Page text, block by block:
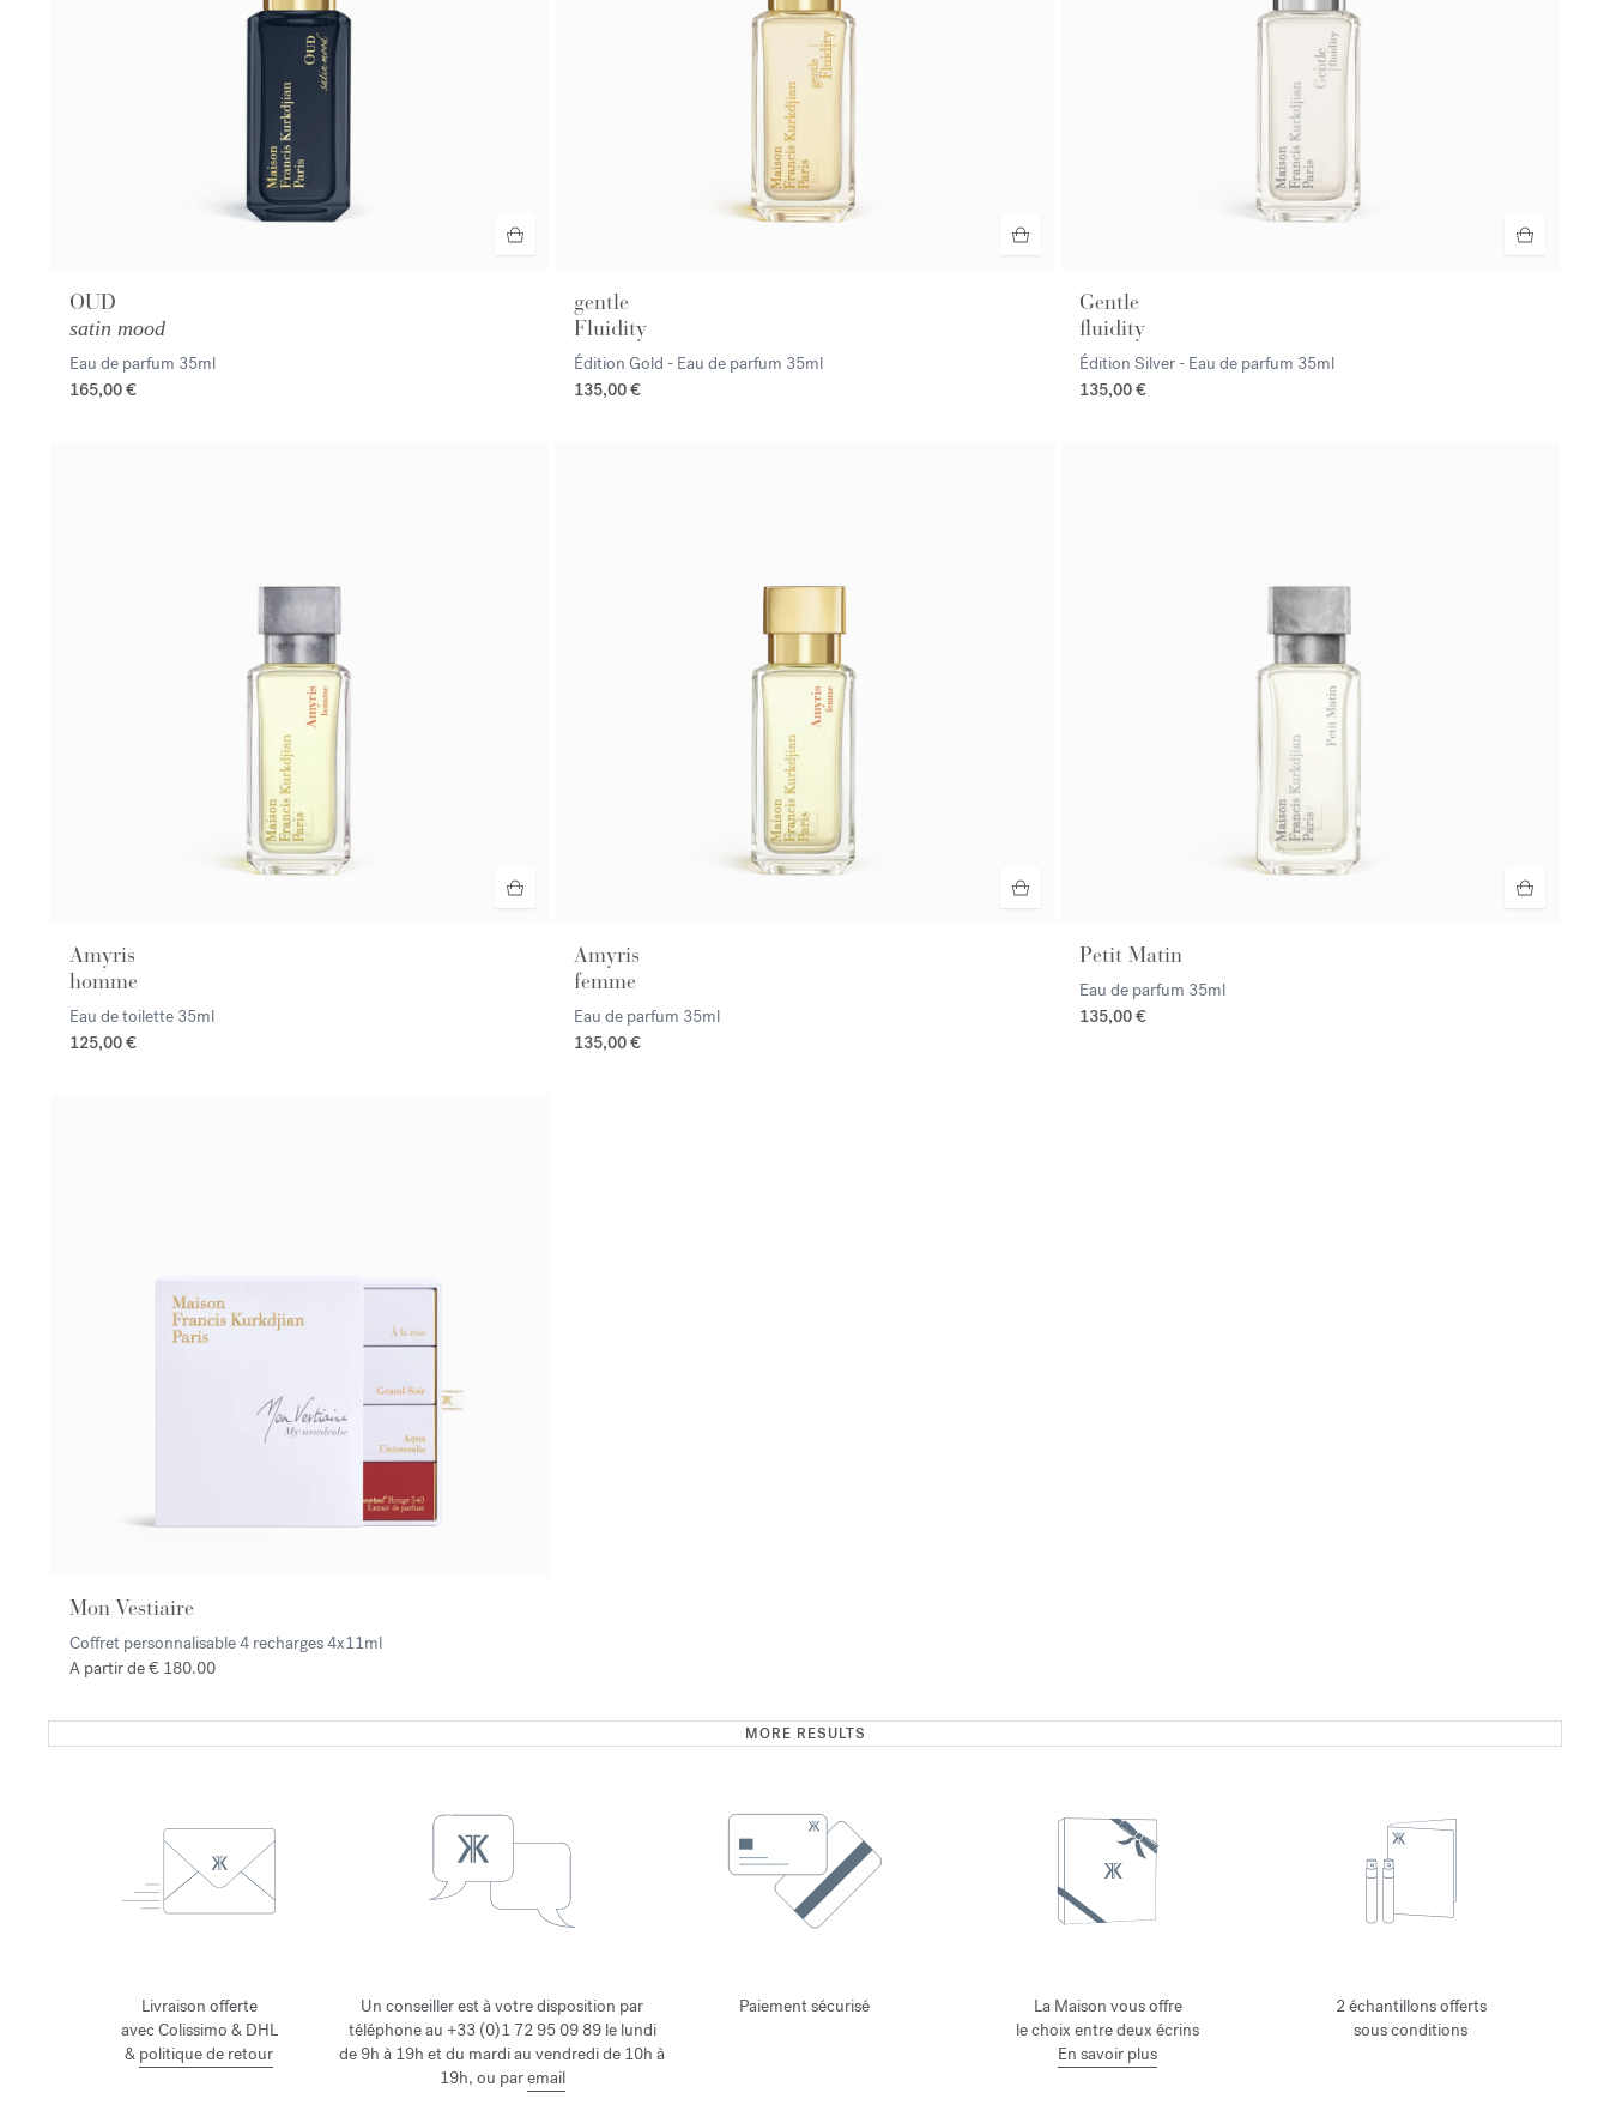
OUD
satin mood
Eau de parfum 35ml
165,00 €
gentle
Fluidity
Édition Gold - Eau de parfum 35ml
135,00 €
Gentle
fluidity
Édition Silver - Eau de parfum 35ml
135,00 €
Amyris
homme
Eau de toilette 35ml
125,00 €
Amyris
femme
Eau de parfum 35ml
135,00 €
Petit Matin
Eau de parfum 35ml
135,00 €
Mon Vestiaire
Coffret personnalisable 4 recharges4x11ml
A partir de € 180.00
MORE RESULTS
Livraison offerte
avec Colissimo & DHL
& politique de retour
Un conseiller est à votre disposition par
téléphone au +33 (0)1 72 95 09 89 le lundi
de 9h à 19h et du mardi au vendredi de 10h à
19h, ou paremail
Paiement sécurisé
La Maison vous offre
le choix entre deux écrins
En savoir plus
2 échantillons offerts
sous conditions